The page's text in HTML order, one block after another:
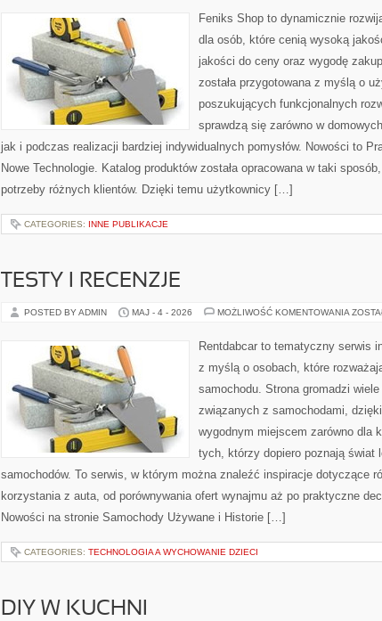
Feniks Shop to dynamicznie
dla osób, które cenią wysoką
jakości do ceny oraz wygodę
została przygotowana z myślą o
poszukujących funkcjonalnych
sprawdzą się zarówno w
jak i podczas realizacji bardziej indywidualnych pomysłów. Nowości to
Nowe Technologie. Katalog produktów została opracowana w taki
potrzeby różnych klientów. Dzięki temu użytkownicy […]
CATEGORIES: INNE PUBLIKACJE
TESTY I RECENZJE
POSTED BY ADMIN MAJ - 4 - 2026 MOŻLIWOŚĆ KOMENTOWANIA TESTY
Rentdabcar to tematyczny serwis
z myślą o osobach, które
samochodu. Strona gromadzi
związanych z samochodami,
wygodnym miejscem zarówno dla
tych, którzy dopiero poznają świat
samochodów. To serwis, w którym można znaleźć inspiracje dotyczące
korzystania z auta, od porównywania ofert wynajmu aż po praktyczne
Nowości na stronie Samochody Używane i Historie […]
CATEGORIES: TECHNOLOGIA A WYCHOWANIE DZIECI
DIY W KUCHNI